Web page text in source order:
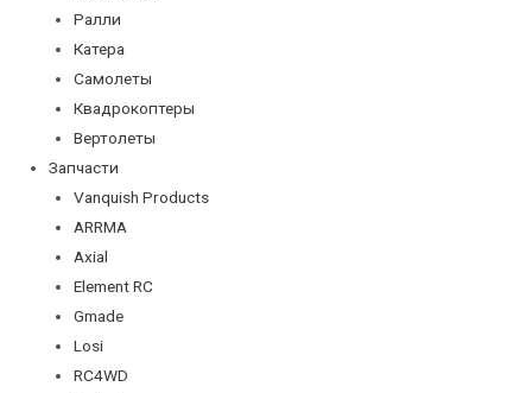
Ралли
Катера
Самолеты
Квадрокоптеры
Вертолеты
Запчасти
Vanquish Products
ARRMA
Axial
Element RC
Gmade
Losi
RC4WD